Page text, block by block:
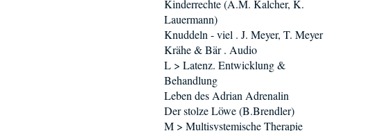
Kinderrechte (A.M. Kalcher, K.
Lauermann)
Knuddeln - viel . J. Meyer, T. Meyer
Krähe & Bär . Audio
L > Latenz. Entwicklung &
Behandlung
Leben des Adrian Adrenalin
Der stolze Löwe (B.Brendler)
M > Multisystemische Therapie